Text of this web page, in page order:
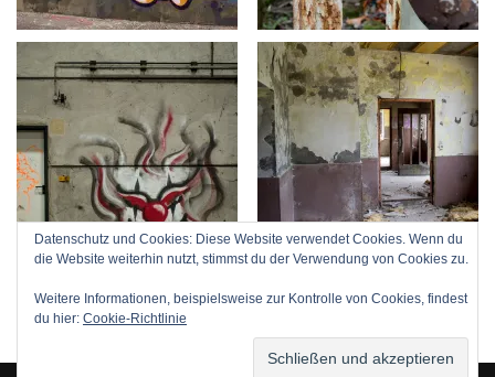
Datenschutz und Cookies: Diese Website verwendet Cookies. Wenn du
die Website weiterhin nutzt, stimmst du der Verwendung von Cookies zu.
Weitere Informationen, beispielsweise zur Kontrolle von Cookies, findest
du hier: Cookie-Richtlinie